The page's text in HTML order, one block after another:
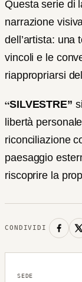
Questa serie di
narrazione
dell’artista: una
vincoli e le
riappropriarsi
“SILVESTRE”
libertà
riconciliazione
paesaggio
riscoprire la
CONDIVIDI
SEDE